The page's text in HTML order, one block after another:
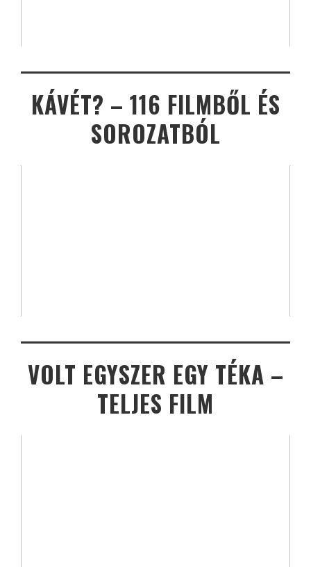
KÁVÉT? – 116 FILMBŐL ÉS
SOROZATBÓL
VOLT EGYSZER EGY TÉKA –
TELJES FILM